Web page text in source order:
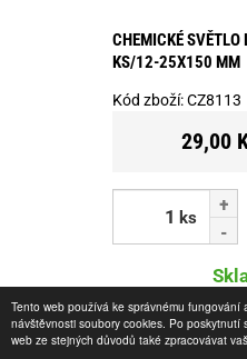
Tento web používá ke správnému fungování
návštěvnosti soubory cookies. Po poskytnutí
web ze stejných důvodů také zpracovávat
CHEMICKÉ
KS/12-25X150 MM
Kód zboží:CZ8113
29,00
ks